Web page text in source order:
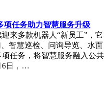
略测算，仅网下获配部分对
亿元。从网下机构来看，按
账户对应账面浮盈约60.49万
盈约54.42万元。具体到头部
账面浮盈约2.81亿元；南方
亿元；工银瑞信基金对应
项任务助力智慧服务升级
来多款机器人“新员工”，它
智慧巡检、问询导览、水面
任务，将智慧服务融入公共
6日，…